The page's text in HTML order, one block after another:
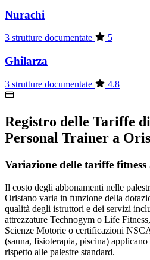
Nurachi
3 strutture documentate 5
Ghilarza
3 strutture documentate 4.8
Registro delle Tariffe
Personal Trainer a
Variazione delle tariffe
Il costo degli abbonamenti nelle
Oristano varia in funzione della
qualità degli istruttori e dei servizi
attrezzature Technogym o Life
Scienze Motorie o certificazioni
(sauna, fisioterapia, piscina)
rispetto alle palestre standard.